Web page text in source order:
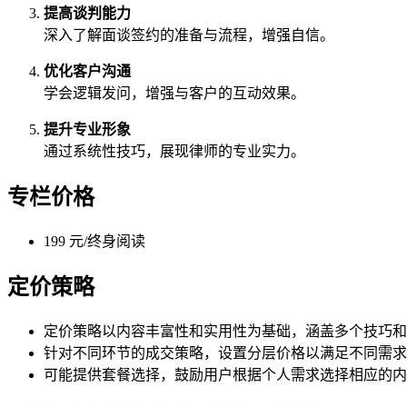
提高谈判能力
深入了解面谈签约的准备与流程，增强自信。
优化客户沟通
学会逻辑发问，增强与客户的互动效果。
提升专业形象
通过系统性技巧，展现律师的专业实力。
专栏价格
199 元/终身阅读
定价策略
定价策略以内容丰富性和实用性为基础，涵盖多个技巧和
针对不同环节的成交策略，设置分层价格以满足不同需求
可能提供套餐选择，鼓励用户根据个人需求选择相应的内